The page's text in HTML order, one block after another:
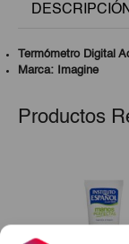
DESCRIPCIÓN
Termómetro Digital
Marca: Imagine
Productos